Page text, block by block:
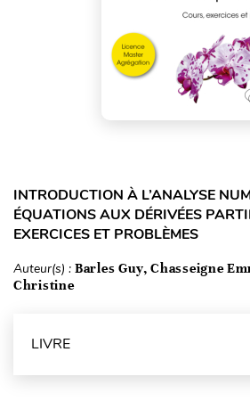
INTRODUCTION À L’ANALYSE
ÉQUATIONS AUX DÉRIVÉES
EXERCICES ET PROBLÈMES
Auteur(s) : Barles Guy, Chasseigne
Christine
LIVRE